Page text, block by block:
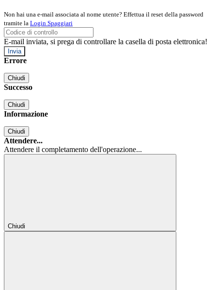
Non hai una e-mail associata al nome utente? Effettua il reset della password
tramite la Login Spaggiari
E-mail inviata, si prega di controllare la casella di posta elettronica!
Errore
Chiudi
Successo
Chiudi
Informazione
Chiudi
Attendere...
Attendere il completamento dell'operazione...
Chiudi